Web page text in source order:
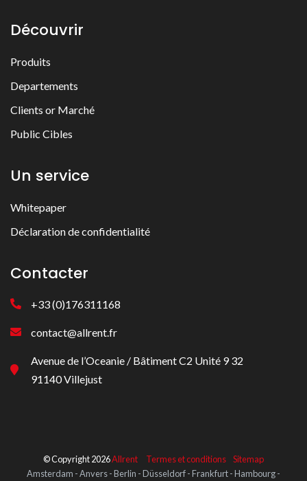
Découvrir
Produits
Departements
Clients or Marché
Public Cibles
Un service
Whitepaper
Déclaration de confidentialité
Contacter
+33 (0)176311168
contact@allrent.fr
Avenue de l’Oceanie / Bâtiment C2 Unité 9 32
91140 Villejust
© Copyright 2026Allrent Termes et conditions
Sitemap
Amsterdam - Anvers - Berlin - Düsseldorf - Frankfurt - Hambourg -